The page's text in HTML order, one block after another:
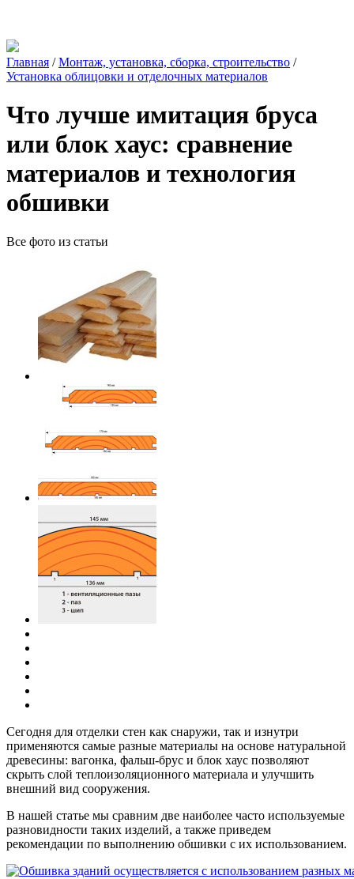
Главная /Монтаж, установка, сборка, строительство /
Установка облицовки и отделочных материалов
Что лучше имитация бруса
или блок хаус: сравнение
материалов и технология
обшивки
Все фото из статьи
Сегодня для отделки стен как снаружи, так и изнутри
применяются самые разные материалы на основе натуральной
древесины: вагонка, фальш-брус и блок хаус позволяют
скрыть слой теплоизоляционного материала и улучшить
внешний вид сооружения.
В нашей статье мы сравним две наиболее часто используемые
разновидности таких изделий, а также приведем
рекомендации по выполнению обшивки с их использованием.